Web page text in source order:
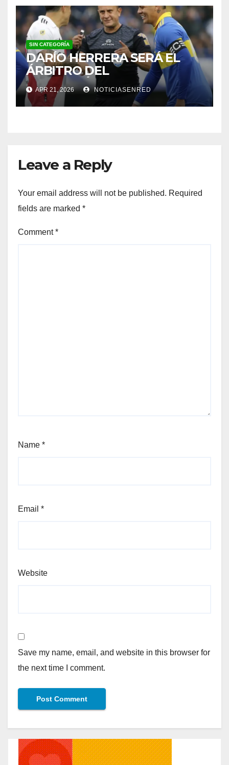
SIN CATEGORÍA
DARÍO HERRERA SERÁ EL
ÁRBITRO DEL
SUPERCLÁSICO EN EL
MONUMENTAL
APR 21, 2026 NOTICIASENRED
Leave a Reply
Your email address will not be published. Required
fields are marked *
Comment*
Name *
Email *
Website
Save my name, email, and website in this browser for
the next time I comment.